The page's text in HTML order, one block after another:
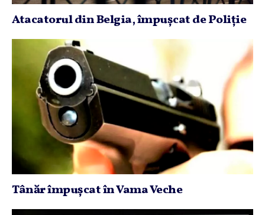
Atacatorul din Belgia, împuşcat de Poliţie
Tânăr împuşcat în Vama Veche